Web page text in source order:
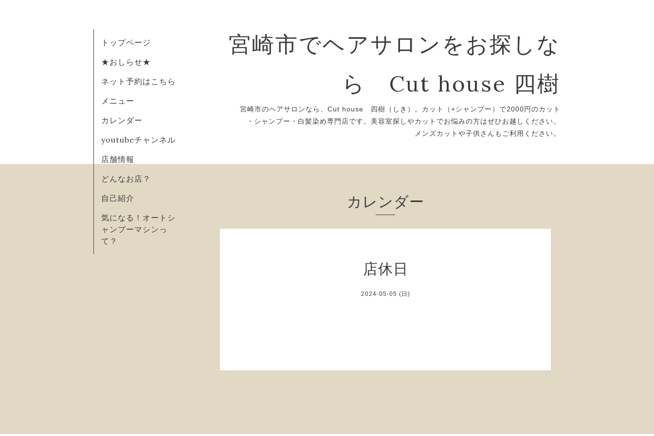
宮崎市でヘアサロンをお探しな
ら Cut house 四樹
宮崎市のヘアサロンなら、Cut house 四樹（しき）。カット（+シャンプー）で2000円のカット
・シャンプー・白髪染め専門店です。美容室探しやカットでお悩みの方はぜひお越しください。
メンズカットや子供さんもご利用ください。
トップページ
★おしらせ★
ネット予約はこちら
メニュー
カレンダー
youtubeチャンネル
店舗情報
どんなお店？
自己紹介
気になる！オートシ
ャンプーマシンっ
て？
カレンダー
店休日
2024-05-05 (日)